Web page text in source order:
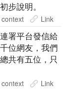
步說明。
Link
署平台發信給
位網友，我們
共有五位，只
Link